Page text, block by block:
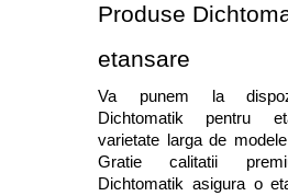
Produse
etansare
Va punem la
Dichtomatik pentru
varietate larga de
Gratie calitatii
Dichtomatik asigura o